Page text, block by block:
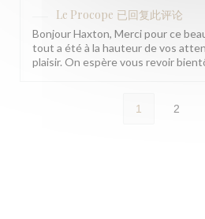
Le Procope 已回复此评论
Bonjour Haxton, Merci pour ce
tout a été à la hauteur de vos
plaisir. On espère vous revoir
1 2